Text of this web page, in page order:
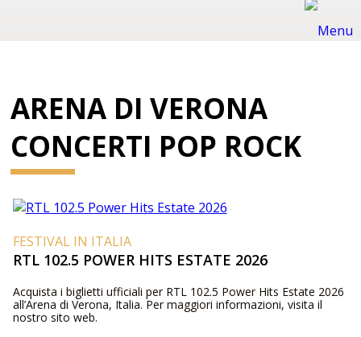
ARENA DI VERONA
CONCERTI POP ROCK
FESTIVAL IN ITALIA
RTL 102.5 POWER HITS ESTATE 2026
Acquista i biglietti ufficiali per RTL 102.5 Power Hits Estate 2026
all’Arena di Verona, Italia. Per maggiori informazioni, visita il
nostro sito web.